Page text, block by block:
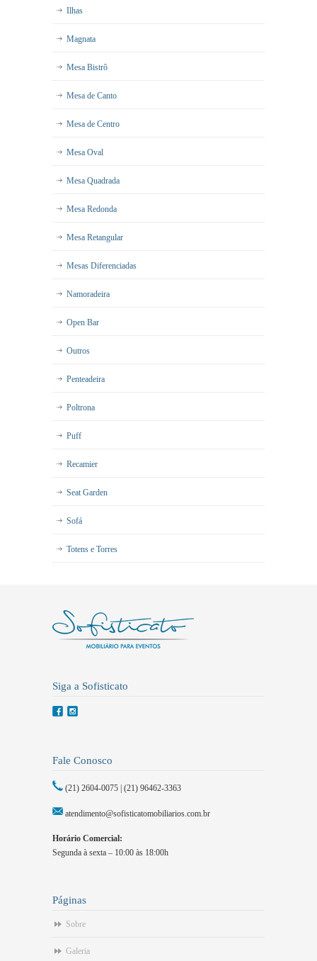
Ilhas
Magnata
Mesa Bistrô
Mesa de Canto
Mesa de Centro
Mesa Oval
Mesa Quadrada
Mesa Redonda
Mesa Retangular
Mesas Diferenciadas
Namoradeira
Open Bar
Outros
Penteadeira
Poltrona
Puff
Recamier
Seat Garden
Sofá
Totens e Torres
Siga a Sofisticato
Fale Conosco
(21) 2604-0075 | (21) 96462-3363
atendimento@sofisticatomobiliarios.com.br
Horário Comercial:
Segunda à sexta – 10:00 às 18:00h
Páginas
Sobre
Galeria